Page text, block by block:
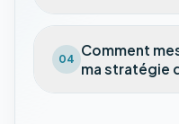
04
Comment
ma stratégie